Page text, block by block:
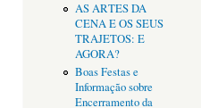
AS ARTES DA
CENA E OS SEUS
TRAJETOS: E
AGORA?
Boas Festas e
Informação sobre
Encerramento da